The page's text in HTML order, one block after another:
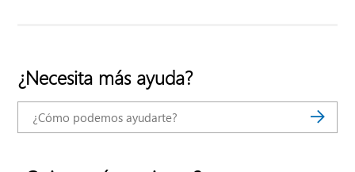
¿Necesita más ayuda?